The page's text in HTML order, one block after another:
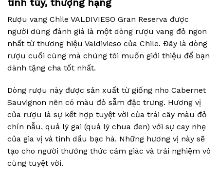
tinh túy, thượng hạng
Rượu vang Chile VALDIVIESO Gran Reserva được
người dùng đánh giá là một dòng rượu vang đỏ ngon
nhất từ thương hiệu Valdivieso của Chile. Đây là dòng
rượu cuối cùng mà chúng tôi muốn giới thiệu để bạn
dành tặng cha tốt nhất.
Dòng rượu này được sản xuất từ giống nho Cabernet
Sauvignon nên có màu đỏ sẫm đặc trưng. Hương vị
của rượu là sự kết hợp tuyệt vời của trái cây màu đỏ
chín nẫu, quả lý gai (quả lý chua đen) với sự cay nhẹ
của gia vị và tinh dầu bạc hà. Những hương vị này sẽ
tạo cho người thưởng thức cảm giác và trải nghiệm vô
cùng tuyệt vời.